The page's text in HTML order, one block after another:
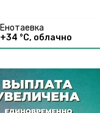
Енотаевка
+34 °С, облачно